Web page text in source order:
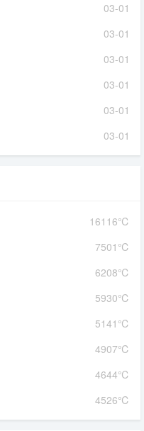
03-01
03-01
03-01
03-01
03-01
03-01
16116℃
7501℃
6208℃
5930℃
5141℃
4907℃
4644℃
4526℃